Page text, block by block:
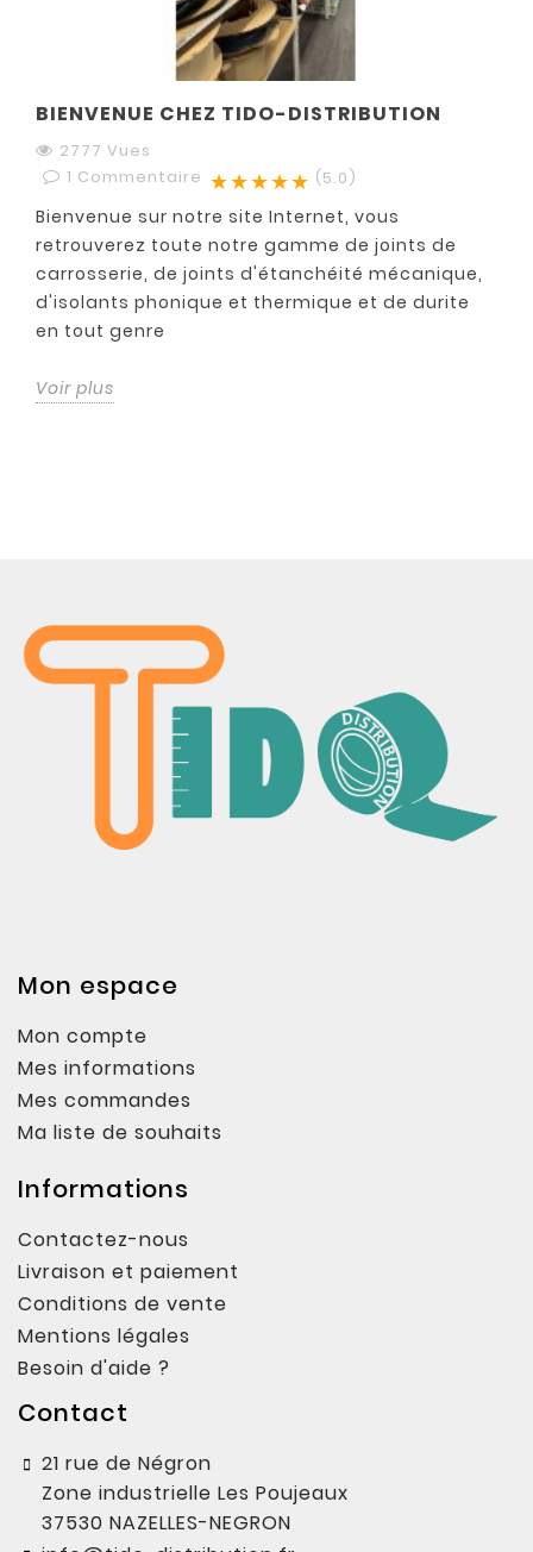
BIENVENUE CHEZ TIDO-DISTRIBUTION
2777 Vues
1 Commentaire ★★★★★ (5.0)
Bienvenue sur notre site Internet, vous
retrouverez toute notre gamme de joints de
carrosserie, de joints d'étanchéité mécanique,
d'isolants phonique et thermique et de durite
en tout genre
Voir plus
Mon espace
Mon compte
Mes informations
Mes commandes
Ma liste de souhaits
Informations
Contactez-nous
Livraison et paiement
Conditions de vente
Mentions légales
Besoin d'aide ?
Contact
21 rue de Négron
Zone industrielle Les Poujeaux
37530 NAZELLES-NEGRON